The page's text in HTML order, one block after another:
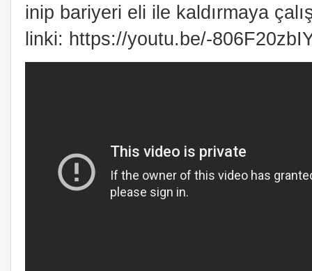
inip bariyeri eli ile kaldırmaya
linki: https://youtu.be/-